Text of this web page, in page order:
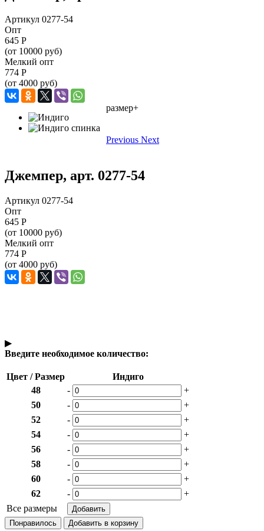
Артикул 0277-54
Опт
645 Р
(от 10000 руб)
Мелкий опт
774 Р
(от 4000 руб)
размер+
Previous Next
Джемпер, арт. 0277-54
Артикул 0277-54
Опт
645 Р
(от 10000 руб)
Мелкий опт
774 Р
(от 4000 руб)
▶
Введите необходимое количество:
Цвет / Размер
Индиго
48
-
+
50
-
+
52
-
+
54
-
+
56
-
+
58
-
+
60
-
+
62
-
+
Все размеры
Понравилось